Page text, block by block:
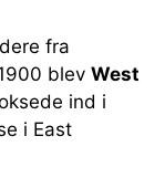
fra
blev West
ind i
i East